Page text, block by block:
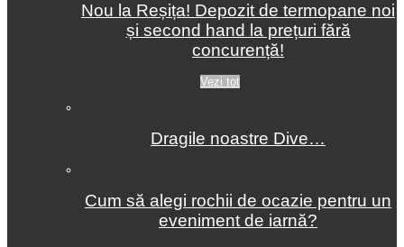
Nou la Reșița! Depozit de termopane noi
și second hand la prețuri fără
concurență!
Vezi tot
Dragile noastre Dive…
Cum să alegi rochii de ocazie pentru un
eveniment de iarnă?